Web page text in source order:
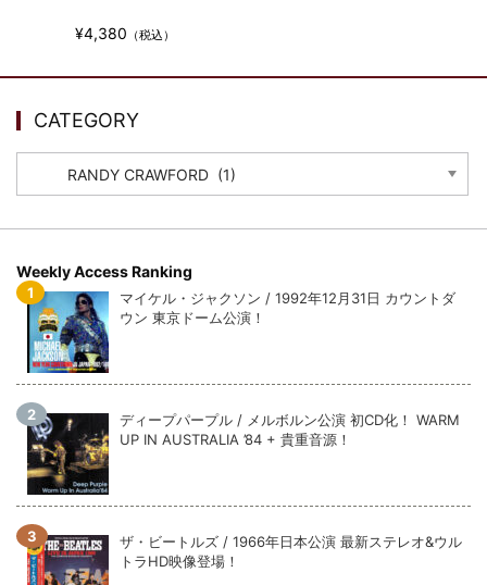
ウォーニング / 2024年4月22日 英リーズ公演 超高音質
ビリー・ジョエル / 2024年3月24日 100Aniv. 米M.S.G公演 完全
収録！
2024.6.24
リアム・ギャラガー / 2024年6月3日 カーディフ公演 IEM/AUD 完
スコーピオンズ / 2024年6月15日 リスボン公演 FHD 完全収録！
*NEW RELEASE (最新約3ヶ月)
2024.6.20
マネスキン / 2024年6月9日 ドイツ ROCK AM RING 公演 FHD 完
全収録！
*NEW RELEASE (最新約3ヶ月)
リアム・ギャラガー / 2024年6月1日 英国シェフィールド公演 完
全収録！
*NEW RELEASE (最新約3ヶ月)
2024.6.9
メガデス / 2023年8月4日 ドイツ W.O.A. 公演 FHD 完全収録！
*NEW RELEASE (最新約3ヶ月)
全収録！
*NEW RELEASE (最新約3ヶ月)
2024.6.9
¥4,380 （税込）
CATEGORY
Weekly Access Ranking
マイケル・ジャクソン / 1992年12月31日 カウントダ
ウン 東京ドーム公演！
ディープパープル / メルボルン公演 初CD化！ WARM
UP IN AUSTRALIA ’84 + 貴重音源！
ザ・ビートルズ / 1966年日本公演 最新ステレオ&ウル
トラHD映像登場！